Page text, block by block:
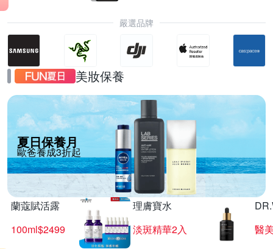
嚴選品牌
美妝保養
夏日保養月
歐爸養成3折起
蘭蔻賦活露
100ml$2499
理膚寶水
淡斑精華2入
醫